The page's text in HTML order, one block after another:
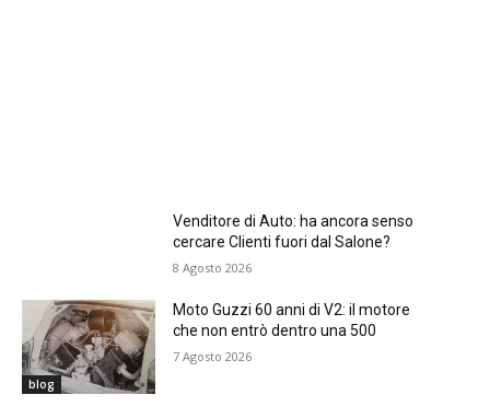
Venditore di Auto: ha ancora senso
cercare Clienti fuori dal Salone?
8 Agosto 2026
blog
Moto Guzzi 60 anni di V2: il motore
che non entrò dentro una 500
7 Agosto 2026